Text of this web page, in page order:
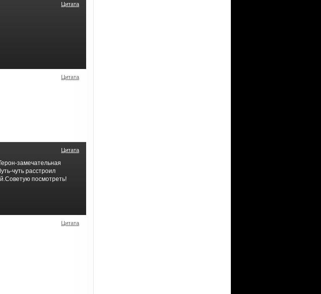
Цитата
Цитата
Цитата
замечательная
чуть расстроил
посмотреть!
Цитата